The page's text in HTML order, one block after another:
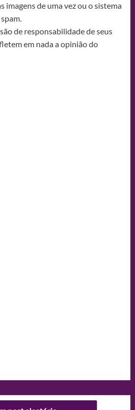
imagens de uma vez ou o sistema
de responsabilidade de seus
em nada a opinião do